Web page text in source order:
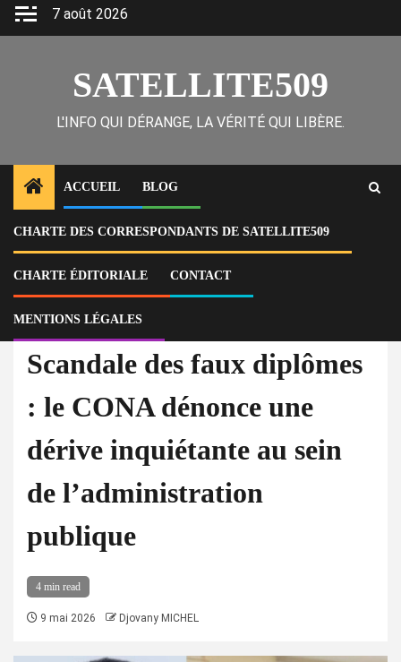
Skip
7 août 2026
SATELLITE509
L'INFO QUI DÉRANGE, LA VÉRITÉ QUI LIBÈRE.
ACCUEIL BLOG
CHARTE DES CORRESPONDANTS DE SATELLITE509
CHARTE ÉDITORIALE CONTACT
MENTIONS LÉGALES
Home
National
Scandale des faux diplômes : le CONA dénonce une dérive inquiétante
au sein de l’administration publique
À la Une Corruption
Scandale des faux diplômes
: le CONA dénonce une
dérive inquiétante au sein
de l’administration
publique
4 min read
9 mai 2026 Djovany MICHEL